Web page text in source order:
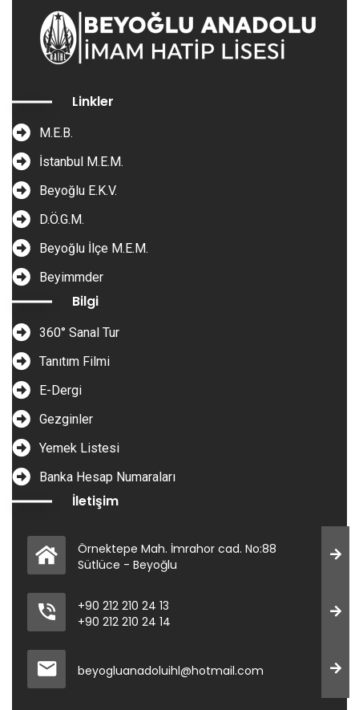
Linkler
M.E.B.
İstanbul M.E.M.
Beyoğlu E.K.V.
D.Ö.G.M.
Beyoğlu İlçe M.E.M.
Beyimmder
Bilgi
360° Sanal Tur
Tanıtım Filmi
E-Dergi
Gezginler
Yemek Listesi
Banka Hesap Numaraları
İletişim
Örnektepe Mah. İmrahor cad. No:88
Sütlüce - Beyoğlu
+90 212 210 24 13
+90 212 210 24 14
beyogluanadoluihl@hotmail.com